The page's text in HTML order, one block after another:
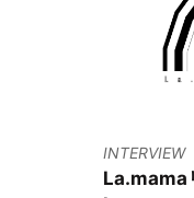
INTERVIEW
La.mama